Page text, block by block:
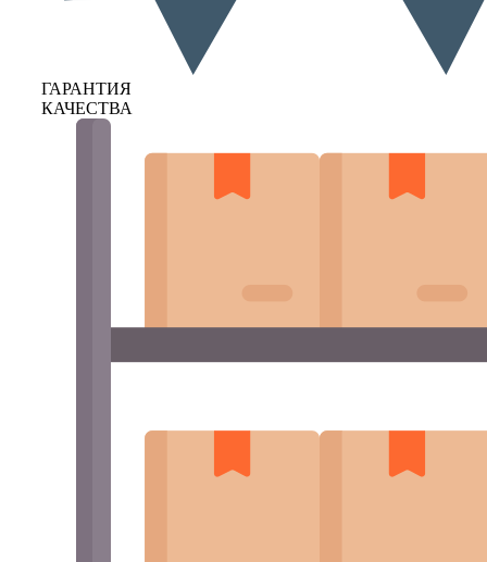
ГАРАНТИЯ
КАЧЕСТВА